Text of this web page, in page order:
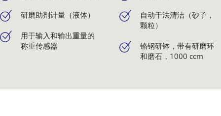
研磨助剂计量（液体）
用于输入和输出重量的
称重传感器
自动干法清洁（砂子，
颗粒）
铬钢研钵，带有研磨环
和磨石，1000 ccm